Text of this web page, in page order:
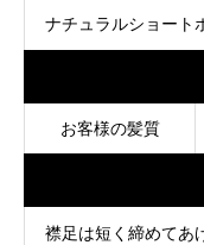
ナチュラルショート
お客様の髪質
襟足は短く締めてあ